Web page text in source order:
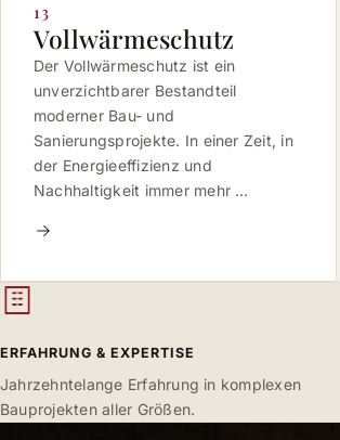
13
Vollwärmeschutz
Der Vollwärmeschutz ist ein
unverzichtbarer Bestandteil
moderner Bau- und
Sanierungsprojekte. In einer Zeit, in
der Energieeffizienz und
Nachhaltigkeit immer mehr …
ERFAHRUNG & EXPERTISE
Jahrzehntelange Erfahrung in komplexen
Bauprojekten aller Größen.